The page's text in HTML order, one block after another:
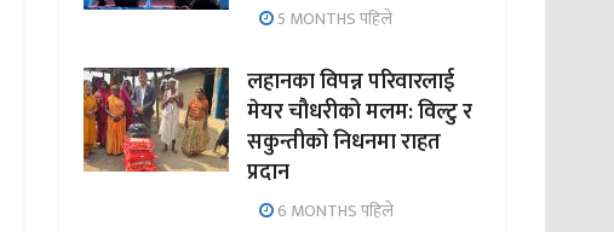
5 MONTHS पहिले
लहानका विपन्न परिवारलाई
मेयर चौधरीको मलम: विल्टु र
सकुन्तीको निधनमा राहत
प्रदान
6 MONTHS पहिले